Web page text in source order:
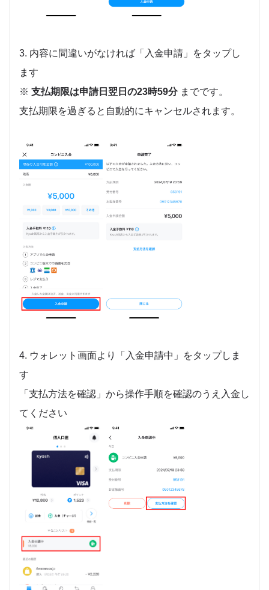
3. 内容に間違いがなければ「入金申請」をタップし
ます
※ 支払期限は申請日翌日の23時59分までです。
支払期限を過ぎると自動的にキャンセルされます。
4. ウォレット画面より「入金申請中」をタップしま
す
「支払方法を確認」から操作手順を確認のうえ入金し
てください